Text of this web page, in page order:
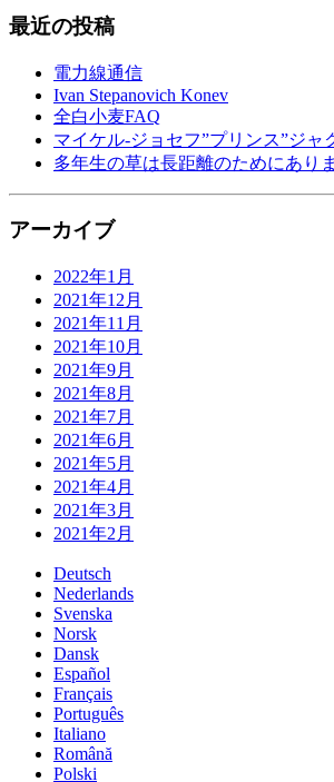
最近の投稿
電力線通信
Ivan Stepanovich Konev
全白小麦FAQ
マイケル-ジョセフ”プリンス”ジャ
多年生の草は長距離のためにあり
アーカイブ
2022年1月
2021年12月
2021年11月
2021年10月
2021年9月
2021年8月
2021年7月
2021年6月
2021年5月
2021年4月
2021年3月
2021年2月
Deutsch
Nederlands
Svenska
Norsk
Dansk
Español
Français
Português
Italiano
Română
Polski